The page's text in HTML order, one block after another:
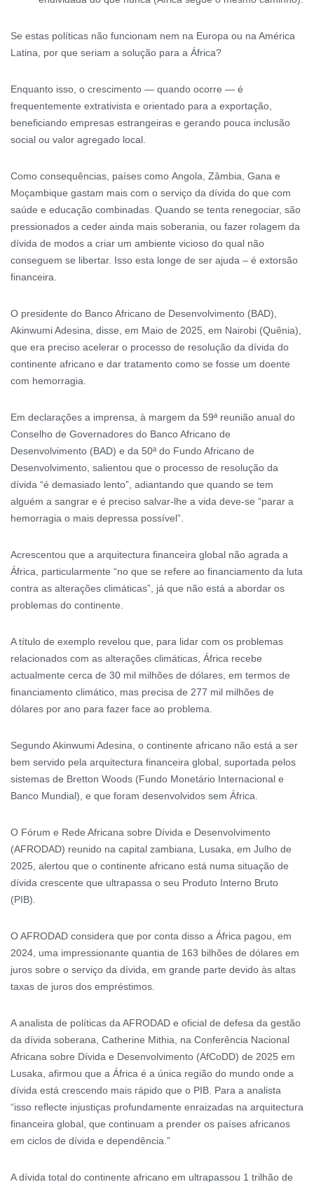
Se estas políticas não funcionam nem na Europa ou na América
Latina, por que seriam a solução para a África?
Enquanto isso, o crescimento — quando ocorre — é
frequentemente extrativista e orientado para a exportação,
beneficiando empresas estrangeiras e gerando pouca inclusão
social ou valor agregado local.
Como consequências, países como Angola, Zâmbia, Gana e
Moçambique gastam mais com o serviço da dívida do que com
saúde e educação combinadas. Quando se tenta renegociar, são
pressionados a ceder ainda mais soberania, ou fazer rolagem da
dívida de modos a criar um ambiente vicioso do qual não
conseguem se libertar. Isso esta longe de ser ajuda – é extorsão
financeira.
O presidente do Banco Africano de Desenvolvimento (BAD),
Akinwumi Adesina, disse, em Maio de 2025, em Nairobi (Quênia),
que era preciso acelerar o processo de resolução da dívida do
continente africano e dar tratamento como se fosse um doente
com hemorragia.
Em declarações a imprensa, à margem da 59ª reunião anual do
Conselho de Governadores do Banco Africano de
Desenvolvimento (BAD) e da 50ª do Fundo Africano de
Desenvolvimento, salientou que o processo de resolução da
dívida “é demasiado lento”, adiantando que quando se tem
alguém a sangrar e é preciso salvar-lhe a vida deve-se “parar a
hemorragia o mais depressa possível”.
Acrescentou que a arquitectura financeira global não agrada a
África, particularmente “no que se refere ao financiamento da luta
contra as alterações climáticas”, já que não está a abordar os
problemas do continente.
A título de exemplo revelou que, para lidar com os problemas
relacionados com as alterações climáticas, África recebe
actualmente cerca de 30 mil milhões de dólares, em termos de
financiamento climático, mas precisa de 277 mil milhões de
dólares por ano para fazer face ao problema.
Segundo Akinwumi Adesina, o continente africano não está a ser
bem servido pela arquitectura financeira global, suportada pelos
sistemas de Bretton Woods (Fundo Monetário Internacional e
Banco Mundial), e que foram desenvolvidos sem África.
O Fórum e Rede Africana sobre Dívida e Desenvolvimento
(AFRODAD) reunido na capital zambiana, Lusaka, em Julho de
2025, alertou que o continente africano está numa situação de
dívida crescente que ultrapassa o seu Produto Interno Bruto
(PIB).
O AFRODAD considera que por conta disso a África pagou, em
2024, uma impressionante quantia de 163 bilhões de dólares em
juros sobre o serviço da dívida, em grande parte devido às altas
taxas de juros dos empréstimos.
A analista de políticas da AFRODAD e oficial de defesa da gestão
da dívida soberana, Catherine Mithia, na Conferência Nacional
Africana sobre Dívida e Desenvolvimento (AfCoDD) de 2025 em
Lusaka, afirmou que a África é a única região do mundo onde a
dívida está crescendo mais rápido que o PIB. Para a analista
“isso reflecte injustiças profundamente enraizadas na arquitectura
financeira global, que continuam a prender os países africanos
em ciclos de dívida e dependência.”
A dívida total do continente africano em ultrapassou 1 trilhão de